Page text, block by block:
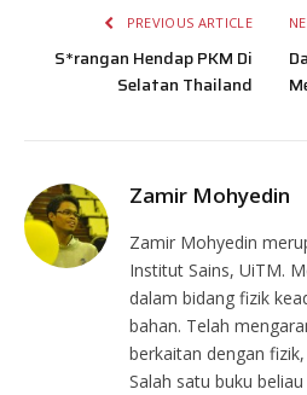
PREVIOUS ARTICLE
S*rangan Hendap PKM Di
Selatan Thailand
Zamir Mohyedin
Zamir Mohyedin
Institut Sains, UiTM.
dalam bidang fizik
bahan. Telah
berkaitan dengan
Salah satu buku